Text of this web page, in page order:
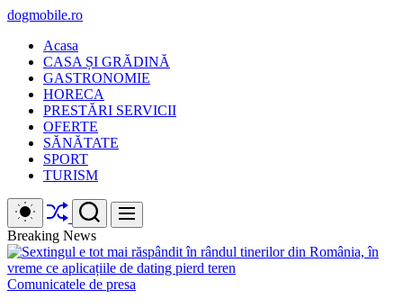
Skip
content
dogmobile.ro
Acasa
CASA ȘI GRĂDINĂ
GASTRONOMIE
HORECA
PRESTĂRI SERVICII
OFERTE
SĂNĂTATE
SPORT
TURISM
Switch
color
mode
ShuffleSearch Menu
Breaking News
Comunicatele de presa